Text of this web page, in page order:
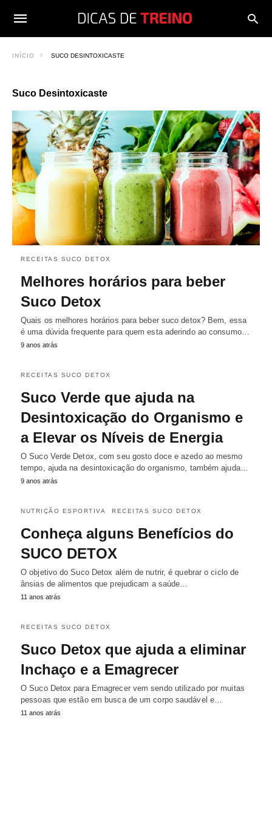
INÍCIO SUCO DESINTOXICASTE
Suco Desintoxicaste
RECEITAS SUCO DETOX
Melhores horários para beber
Suco Detox
Quais os melhores horários para beber suco detox? Bem, essa
é uma dúvida frequente para quem esta aderindo ao consumo…
9 anos atrás
RECEITAS SUCO DETOX
Suco Verde que ajuda na
Desintoxicação do Organismo e
a Elevar os Níveis de Energia
O Suco Verde Detox, com seu gosto doce e azedo ao mesmo
tempo, ajuda na desintoxicação do organismo, também ajuda…
9 anos atrás
NUTRIÇÃO ESPORTIVA RECEITAS SUCO DETOX
Conheça alguns Benefícios do
SUCO DETOX
O objetivo do Suco Detox além de nutrir, é quebrar o ciclo de
ânsias de alimentos que prejudicam a saúde…
11 anos atrás
RECEITAS SUCO DETOX
Suco Detox que ajuda a eliminar
Inchaço e a Emagrecer
O Suco Detox para Emagrecer vem sendo utilizado por muitas
pessoas que estão em busca de um corpo saudável e…
11 anos atrás